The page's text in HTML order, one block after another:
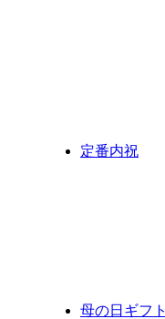
定番内祝
母の日ギフト